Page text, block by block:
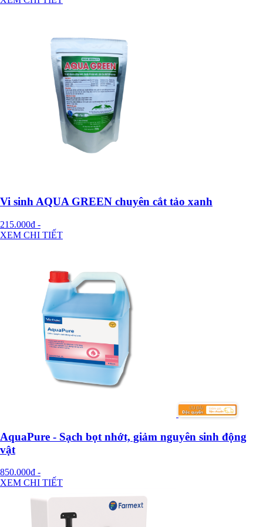
Vi sinh AQUA GREEN chuyên cắt tảo xanh
215.000đ -
XEM CHI TIẾT
AquaPure - Sạch bọt nhớt, giảm nguyên sinh động
vật
850.000đ -
XEM CHI TIẾT